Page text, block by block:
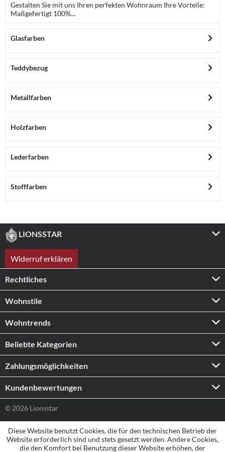
Gestalten Sie mit uns Ihren perfekten Wohnraum Ihre Vorteile:
Maßgefertigt 100%...
Glasfarben
Teddybezug
Metallfarben
Holzfarben
Lederfarben
Stofffarben
LIONSSTAR
Widerruf erklären
Rechtliches
Wohnstile
Wohntrends
Beliebte Kategorien
Zahlungs­möglichkeiten
Kundenbewertungen
© 2026 Lionsstar
Diese Website benutzt Cookies, die für den technischen Betrieb der
Website erforderlich sind und stets gesetzt werden. Andere Cookies,
die den Komfort bei Benutzung dieser Website erhöhen, der